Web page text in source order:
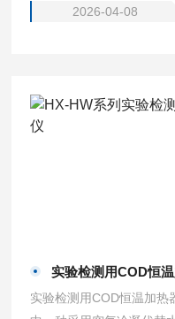
2026-04-08
实验检测用COD恒
实验检测用COD恒温加热